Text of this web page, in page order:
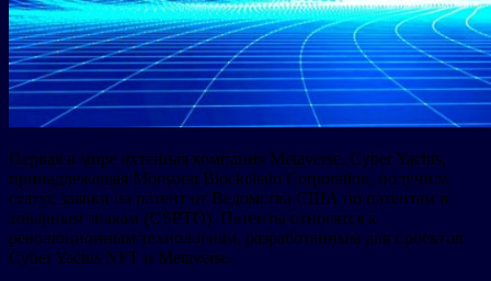
Первая в мире яхтенная компания Metaverse, Cyber Yachts,
принадлежащая Monsoon Blockchain Corporation, получила
статус заявки на патент от Ведомства США по патентам и
товарным знакам (USPTO). Патенты относятся к
революционным технологиям, разработанным для проектов
Cyber Yachts NFT и Metaverse.